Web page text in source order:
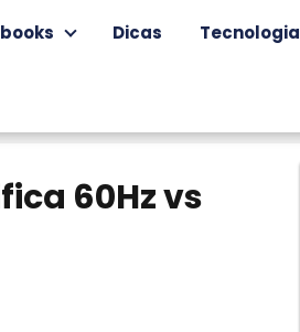
Dicas Tecnologia
60Hz vs